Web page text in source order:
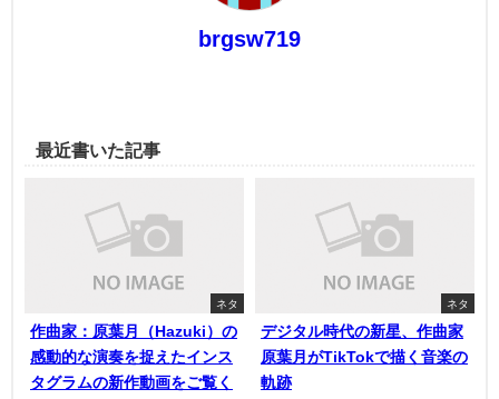
brgsw719
最近書いた記事
ネタ
作曲家：原葉月（Hazuki）の
感動的な演奏を捉えたインス
タグラムの新作動画をご覧く
ネタ
デジタル時代の新星、作曲家
原葉月がTikTokで描く音楽の
軌跡